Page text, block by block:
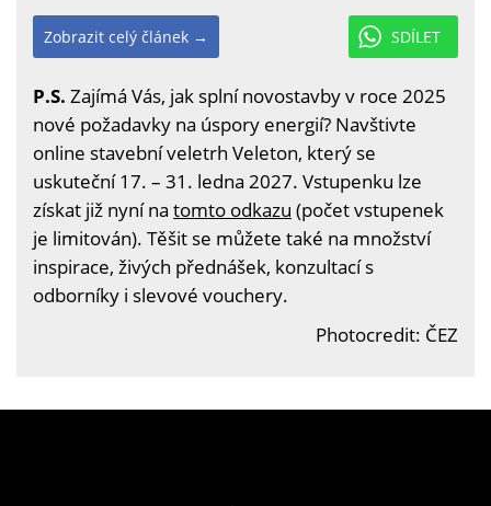
SDÍLET
Zobrazit celý článek →
P.S. Zajímá Vás, jak splní novostavby v roce 2025
nové požadavky na úspory energií? Navštivte
online stavební veletrh Veleton, který se
uskuteční 17. – 31. ledna 2027. Vstupenku lze
získat již nyní na tomto odkazu (počet vstupenek
je limitován). Těšit se můžete také na množství
inspirace, živých přednášek, konzultací s
odborníky i slevové vouchery.
Photocredit: ČEZ